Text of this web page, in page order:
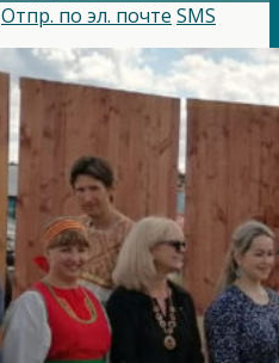
Отпр. по эл. почте SMS